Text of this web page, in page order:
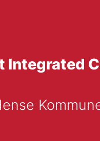
Integrated